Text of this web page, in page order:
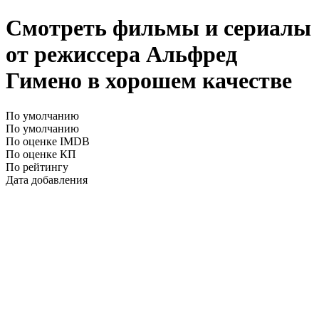
Смотреть фильмы и сериалы
от режиссера Альфред
Гимено в хорошем качестве
По умолчанию
По умолчанию
По оценке IMDB
По оценке КП
По рейтингу
Дата добавления